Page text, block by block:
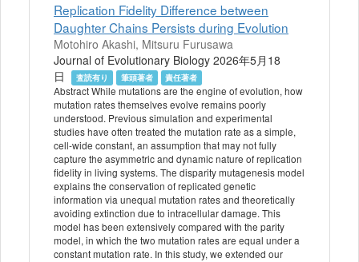
Replication Fidelity Difference between
Daughter Chains Persists during Evolution
Motohiro Akashi, Mitsuru Furusawa
Journal of Evolutionary Biology 2026年5月18
日
査読有り 筆頭著者 責任著者
Abstract While mutations are the engine of evolution, how
mutation rates themselves evolve remains poorly
understood. Previous simulation and experimental
studies have often treated the mutation rate as a simple,
cell-wide constant, an assumption that may not fully
capture the asymmetric and dynamic nature of replication
fidelity in living systems. The disparity mutagenesis model
explains the conservation of replicated genetic
information via unequal mutation rates and theoretically
avoiding extinction due to intracellular damage. This
model has been extensively compared with the parity
model, in which the two mutation rates are equal under a
constant mutation rate. In this study, we extended our